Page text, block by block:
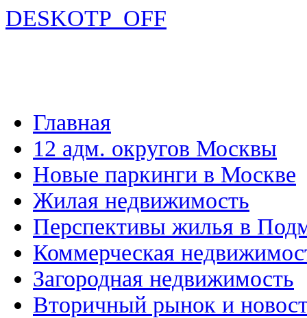
DESKOTP_OFF
Главная
12 адм. округов Москвы
Новые паркинги в Москве
Жилая недвижимость
Перспективы жилья в
Коммерческая
Загородная недвижимость
Вторичный рынок и